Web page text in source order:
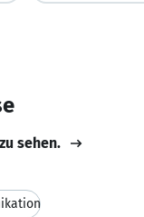
sehen.